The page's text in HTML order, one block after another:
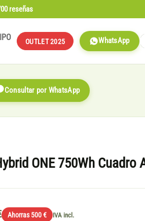
reseñas
OUTLET 2025 WhatsApp
Consultar por WhatsApp
ONE 750Wh Cuadro
Ahorras 500 € IVA incl.